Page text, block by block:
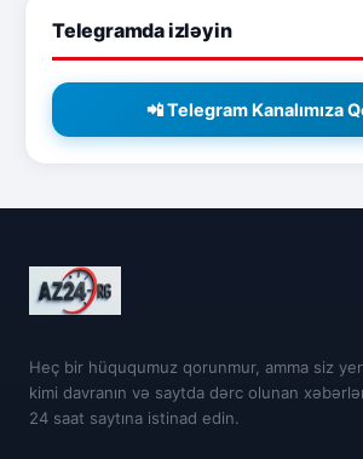
Telegramda izləyin
📲 Telegram Kanalımıza
Heç bir hüququmuz qorunmur, amma siz
kimi davranın və saytda dərc olunan
24 saat saytına istinad edin.